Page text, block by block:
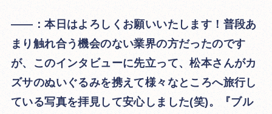
――：本日はよろしくお願いいたします！普段あ
まり触れ合う機会のない業界の方だったのです
が、このインタビューに先立って、松本さんがカ
ズサのぬいぐるみを携えて様々なところへ旅行し
ている写真を拝見して安心しました(笑)。『ブル